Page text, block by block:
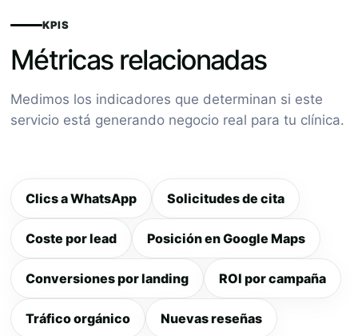
KPIS
Métricas relacionadas
Medimos los indicadores que determinan si este
servicio está generando negocio real para tu clínica.
Clics a WhatsApp Solicitudes de cita
Coste por lead Posición en Google Maps
Conversiones por landing ROI por campaña
Tráfico orgánico Nuevas reseñas